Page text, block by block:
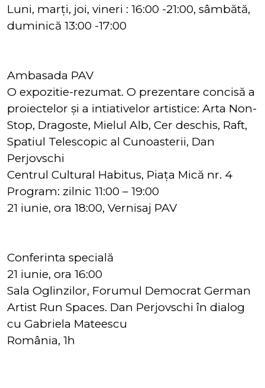
Luni, marți, joi, vineri : 16:00 -21:00, sâmbătă,
duminică 13:00 -17:00
Ambasada PAV
O expozitie-rezumat. O prezentare concisă a
proiectelor și a intiativelor artistice: Arta Non-
Stop, Dragoste, Mielul Alb, Cer deschis, Raft,
Spatiul Telescopic al Cunoasterii, Dan
Perjovschi
Centrul Cultural Habitus, Piața Mică nr. 4
Program: zilnic 11:00 – 19:00
21 iunie, ora 18:00, Vernisaj PAV
Conferinta specială
21 iunie, ora 16:00
Sala Oglinzilor, Forumul Democrat German
Artist Run Spaces. Dan Perjovschi în dialog
cu Gabriela Mateescu
România, 1h